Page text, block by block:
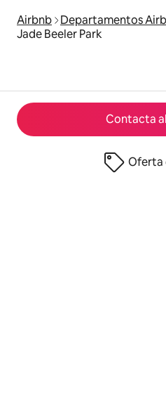
Contacta
Oferta
Airbnb
Departamentos
Jade Beeler Park